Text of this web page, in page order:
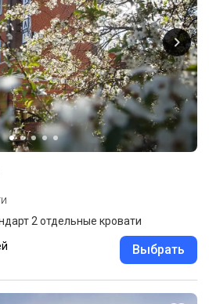
2 отдельные кровати
Выбрать